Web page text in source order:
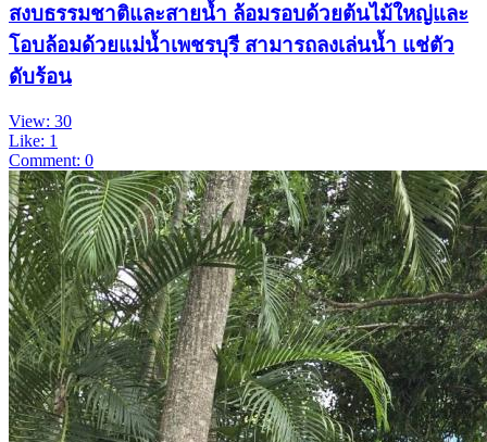
สงบ ​ธรรมชาติและสายน้ำ ล้อมรอบด้วยต้นไม้ใหญ่และ
โอบล้อมด้วยแม่น้ำเพชรบุรี สามารถลงเล่นน้ำ แช่ตัว
ดับร้อน
View: 30
Like: 1
Comment: 0